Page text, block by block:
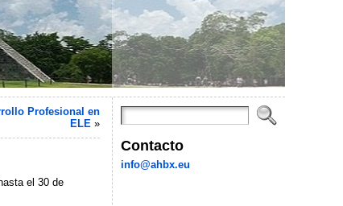
Profesional en
ELE »
el 30 de
Contacto
info@ahbx.eu